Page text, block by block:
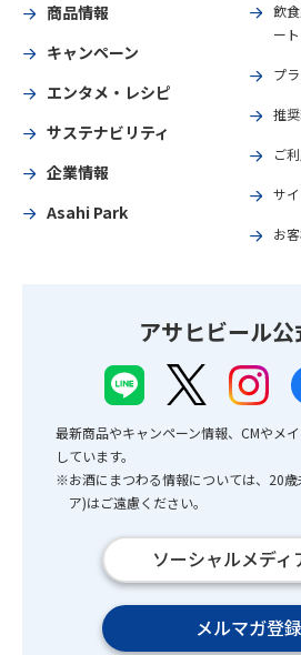
商品情報
キャンペーン
エンタメ・レシピ
サステナビリティ
企業情報
Asahi Park
飲
ート
プ
推
ご
サ
お
アサヒビール公
最新商品やキャンペーン情報、CMやメ
しています。
※お酒にまつわる情報については、20歳
ア)はご遠慮ください。
ソーシャルメディ
メルマガ登録